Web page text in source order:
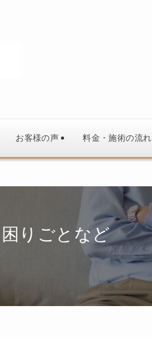
お客様の声 料金・施術の流れ
りごとなど